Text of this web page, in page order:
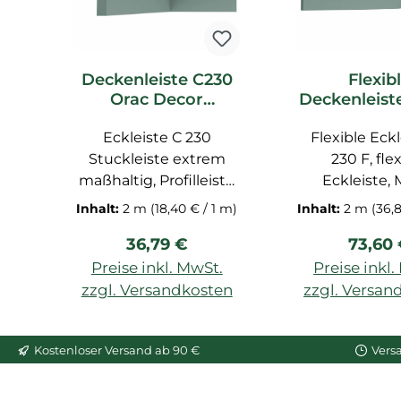
Deckenleiste C230
Orac Decor
Eckleiste C 230
Stuckleiste extrem
maßhaltig, Profilleiste
für Decke
aus Polyurethan-
Hartschaum, Maße:
200x2,9x2,9 cm
Inhalt:2 m (18,40 € / 1 m)
Regulärer Preis:
36,79 €
Preise inkl. MwSt.
zzgl. Versandkosten
Flexible
230 F,
Eckleiste,
für
vorgrundiert,
aus
dieser
Inhalt:2 m
73,60
Preise inkl.
zzgl.
Kostenloser Versand ab 90 €